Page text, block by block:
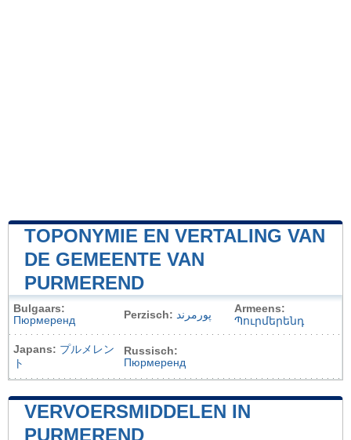
TOPONYMIE EN VERTALING VAN
DE GEMEENTE VAN
PURMEREND
Bulgaars:
Пюрмеренд
Perzisch: پورمرند
Armeens:
Պուրմերենդ
Japans: プルメレン
ト
Russisch:
Пюрмеренд
VERVOERSMIDDELEN IN
PURMEREND